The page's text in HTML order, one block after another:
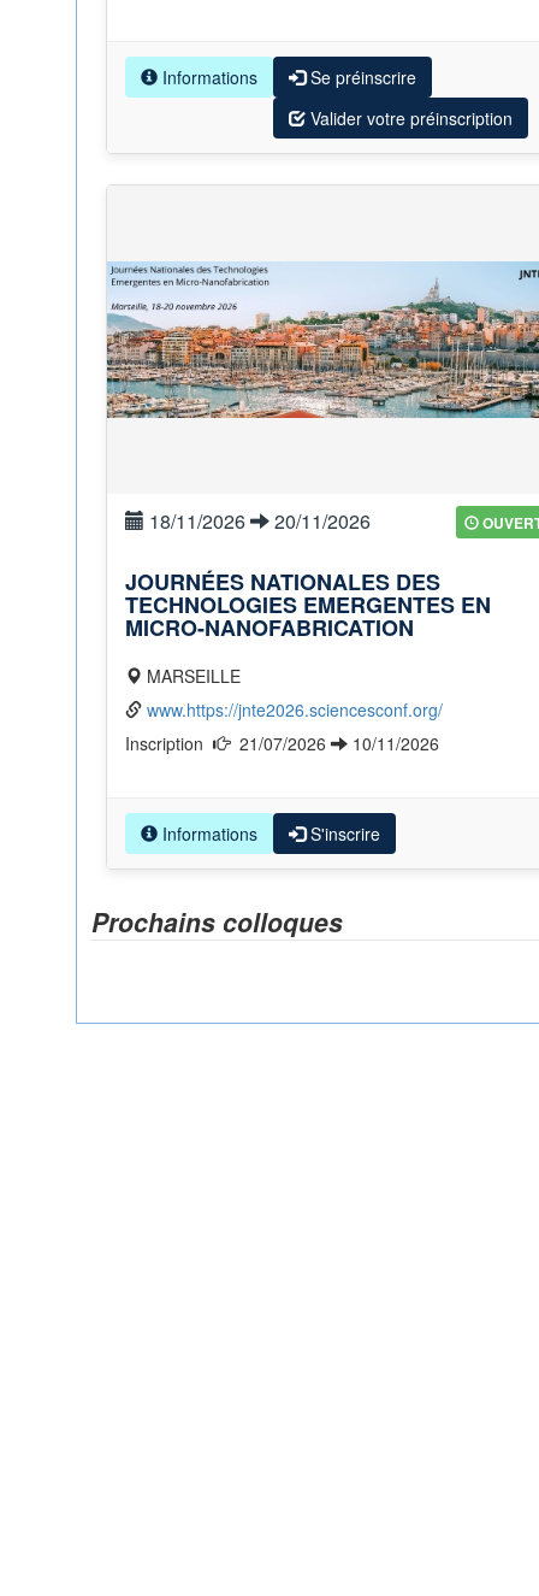
Informations
Se préinscrire
Valider votre préinscription
18/11/2026 20/11/2026
JOURNÉES NATIONALES DES
TECHNOLOGIES EMERGENTES EN
MICRO-NANOFABRICATION
MARSEILLE
www.https://jnte2026.sciencesconf.org/
21/07/2026 10/11/2026
Informations S'inscrire
Prochains colloques